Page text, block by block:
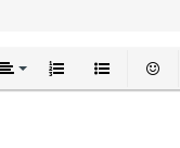
Выравнивание
Нумерованный